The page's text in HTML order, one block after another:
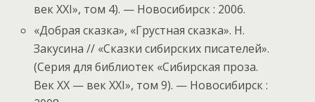
век XXI», том 4). — Новосибирск : 2006.
«Добрая сказка», «Грустная сказка». Н.
Закусина // «Сказки сибирских писателей».
(Серия для библиотек «Сибирская проза.
Век XX — век XXI», том 9). — Новосибирск :